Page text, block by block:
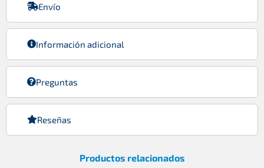
Envío
Información adicional
Preguntas
Reseñas
Productos relacionados